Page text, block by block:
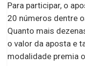
Para participar, o
20 números dentre
Quanto mais
o valor da aposta e
modalidade premia